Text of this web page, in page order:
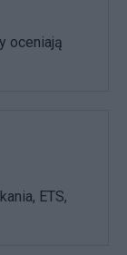
oceniają
ETS,